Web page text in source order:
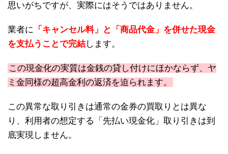
思いがちですが、実際にはそうではありません。
業者に 「キャンセル料」と「商品代金」を併せた現金
を支払うことで完結します。
この現金化の実質は金銭の貸し付けにほかならず、ヤ
ミ金同様の超高金利の返済を迫られます。
この異常な取り引きは通常の金券の買取りとは異な
り、利用者の想定する「先払い現金化」取り引きは到
底実現しません。